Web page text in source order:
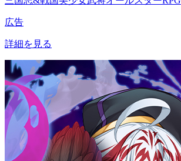
広告
詳細を見る